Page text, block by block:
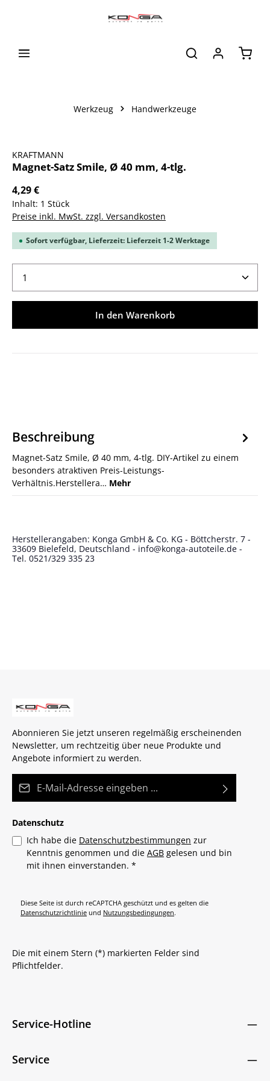
Werkzeug Handwerkzeuge
KRAFTMANN
Magnet-Satz Smile, Ø 40 mm, 4-tlg.
4,29 €
Inhalt: 1 Stück
Preise inkl. MwSt. zzgl. Versandkosten
Sofort verfügbar, Lieferzeit: Lieferzeit 1-2 Werktage
Produkt Anzahl: Gib den gewünschten Wert ein
In den Warenkorb
Beschreibung
Magnet-Satz Smile, Ø 40 mm, 4-tlg. DIY-Artikel zu einem
besonders atraktiven Preis-Leistungs-
Verhältnis.Herstellera… Mehr
Herstellerangaben: Konga GmbH & Co. KG - Böttcherstr. 7 -
33609 Bielefeld, Deutschland - info@konga-autoteile.de -
Tel. 0521/329 335 23
Abonnieren Sie jetzt unseren regelmäßig erscheinenden
Newsletter, um rechtzeitig über neue Produkte und
Angebote informiert zu werden.
Datenschutz
Ich habe die Datenschutzbestimmungen zur
Kenntnis genommen und die AGB gelesen und bin
mit ihnen einverstanden. *
Diese Seite ist durch reCAPTCHA geschützt und es gelten die
Datenschutzrichtlinie und Nutzungsbedingungen.
Die mit einem Stern (*) markierten Felder sind
Pflichtfelder.
Service-Hotline
Service